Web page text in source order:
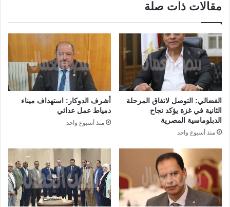
مقالات ذات صلة
الفضالي: التوصل لاتفاق المرحلة
الثانية في غزة يؤكد نجاح
الدبلوماسية المصرية
منذ أسبوع واحد
أشرف الدوكار: استهداف ميناء
دمياط عمل عدائي
منذ أسبوع واحد